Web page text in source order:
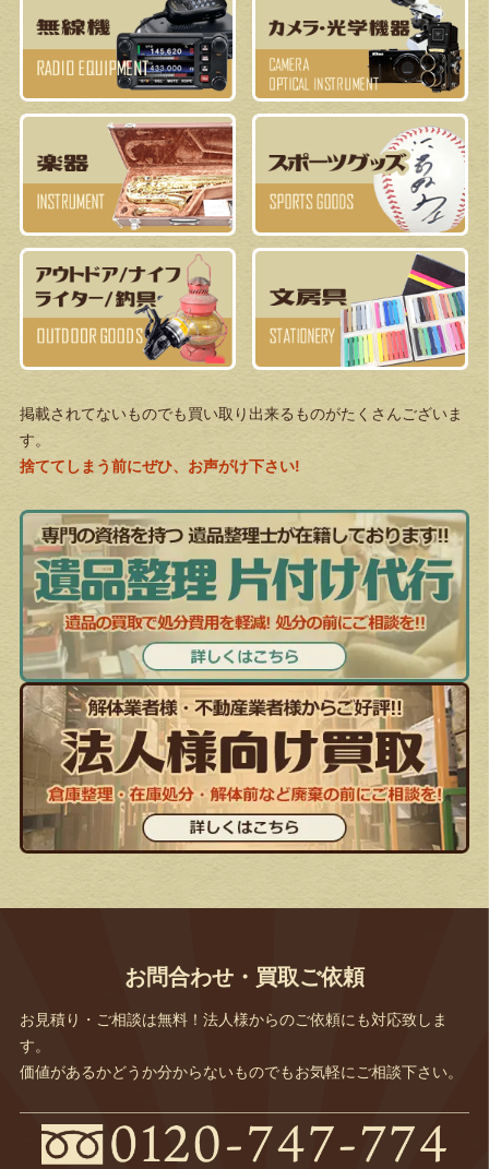
掲載されてないものでも買い取り出来るものがたくさんございま
す。
捨ててしまう前にぜひ、お声がけ下さい!
お問合わせ・買取ご依頼
お見積り・ご相談は無料！法人様からのご依頼にも対応致しま
す。
価値があるかどうか分からないものでもお気軽にご相談下さい。